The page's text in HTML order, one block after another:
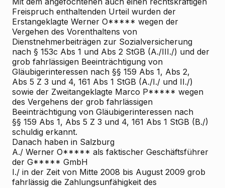
Freispruch enthaltenden Urteil wurden der
Erstangeklagte Werner O***** wegen der
Vergehen des Vorenthaltens von
Dienstnehmerbeiträgen zur Sozialversicherung
nach § 153c Abs 1 und Abs 2 StGB (A./III./) und der
grob fahrlässigen Beeinträchtigung von
Gläubigerinteressen nach §§ 159 Abs 1, Abs 2,
Abs 5 Z 3 und 4, 161 Abs 1 StGB (A./I./ und II./)
sowie der Zweitangeklagte Marco P***** wegen
des Vergehens der grob fahrlässigen
Beeinträchtigung von Gläubigerinteressen nach
§§ 159 Abs 1, Abs 5 Z 3 und 4, 161 Abs 1 StGB (B./)
schuldig erkannt.
Danach haben in Salzburg
A./ Werner O***** als faktischer Geschäftsführer
der G***** GmbH
I./ in der Zeit von Mitte 2008 bis August 2009 grob
fahrlässig die Zahlungsunfähigkeit des